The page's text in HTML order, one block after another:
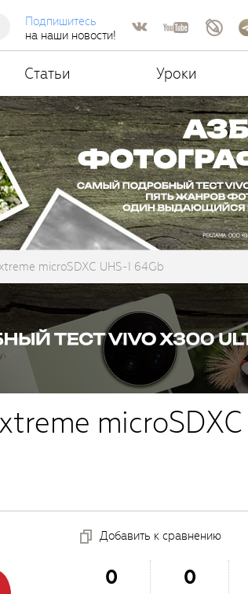
Подпишитесь
на наши новости!
Статьи Уроки
microSDXC UHS-I 64Gb
microSDXC
Добавить к сравнению
0 0